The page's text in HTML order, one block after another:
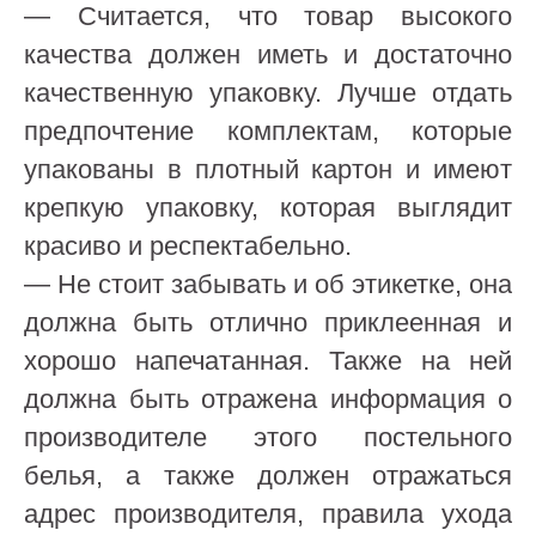
— Считается, что товар высокого
качества должен иметь и достаточно
качественную упаковку. Лучше отдать
предпочтение комплектам, которые
упакованы в плотный картон и имеют
крепкую упаковку, которая выглядит
красиво и респектабельно.
— Не стоит забывать и об этикетке, она
должна быть отлично приклеенная и
хорошо напечатанная. Также на ней
должна быть отражена информация о
производителе этого постельного
белья, а также должен отражаться
адрес производителя, правила ухода